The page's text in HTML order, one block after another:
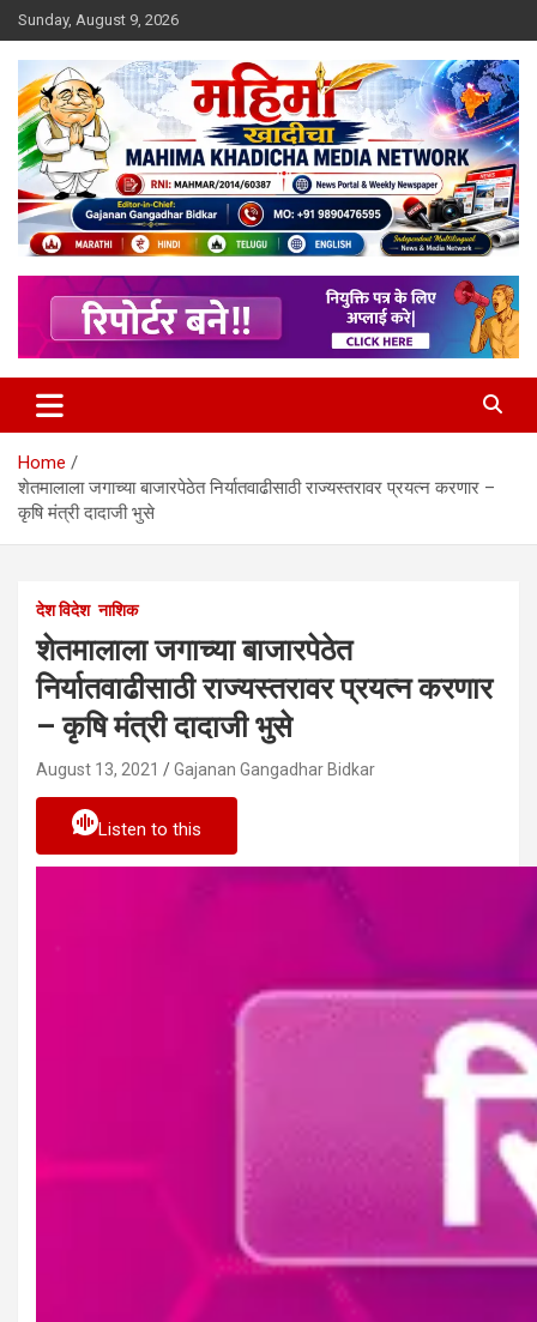
Skip
to
content
Sunday, August 9, 2026
Mahimakhadicha
Home
शेतमालाला जगाच्या बाजारपेठेत निर्यातवाढीसाठी राज्यस्तरावर प्रयत्न करणार –
कृषि मंत्री दादाजी भुसे
देश विदेश नाशिक
शेतमालाला जगाच्या बाजारपेठेत
निर्यातवाढीसाठी राज्यस्तरावर प्रयत्न करणार
– कृषि मंत्री दादाजी भुसे
August 13, 2021 Gajanan Gangadhar Bidkar
Listen to this